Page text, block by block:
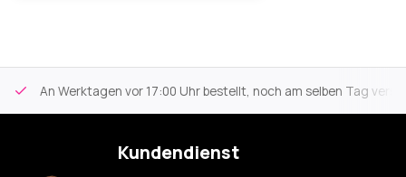
An Werktagen vor 17:00 Uhr bestellt, noch am selben Tag
Kundendienst